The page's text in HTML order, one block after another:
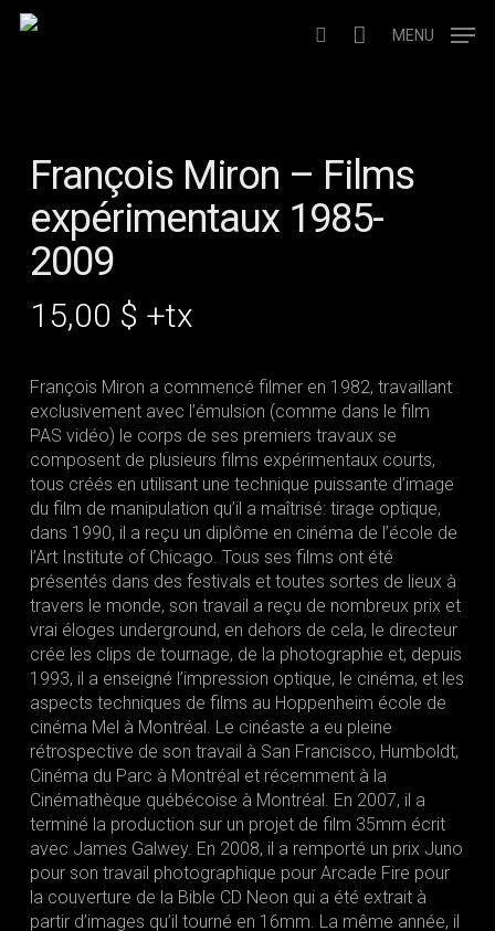
Skip
search
MENU
François Miron – Films
expérimentaux 1985-
2009
15,00 $ +tx
François Miron a commencé filmer en 1982, travaillant
exclusivement avec l’émulsion (comme dans le film
PAS vidéo) le corps de ses premiers travaux se
composent de plusieurs films expérimentaux courts,
tous créés en utilisant une technique puissante d’image
du film de manipulation qu’il a maîtrisé: tirage optique,
dans 1990, il a reçu un diplôme en cinéma de l’école de
l’Art Institute of Chicago. Tous ses films ont été
présentés dans des festivals et toutes sortes de lieux à
travers le monde, son travail a reçu de nombreux prix et
vrai éloges underground, en dehors de cela, le directeur
crée les clips de tournage, de la photographie et, depuis
1993, il a enseigné l’impression optique, le cinéma, et les
aspects techniques de films au Hoppenheim école de
cinéma Mel à Montréal. Le cinéaste a eu pleine
rétrospective de son travail à San Francisco, Humboldt,
Cinéma du Parc à Montréal et récemment à la
Cinémathèque québécoise à Montréal. En 2007, il a
terminé la production sur un projet de film 35mm écrit
avec James Galwey. En 2008, il a remporté un prix Juno
pour son travail photographique pour Arcade Fire pour
la couverture de la Bible CD Neon qui a été extrait à
partir d’images qu’il tourné en 16mm. La même année, il